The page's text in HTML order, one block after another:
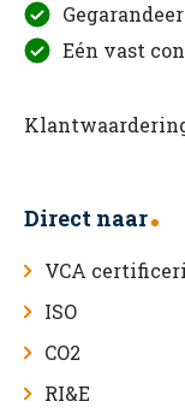
Eén vast
Direct naar
VCA
ISO
CO2
RI&E